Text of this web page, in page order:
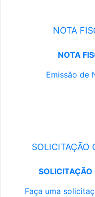
NOTA
NOTA
Emissão de
SOLICITAÇÃO
SOLICITAÇÃO
Faça uma